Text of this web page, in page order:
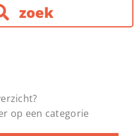
op een categorie